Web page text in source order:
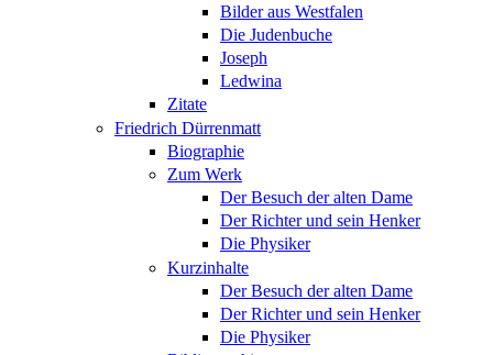
Bilder aus Westfalen
Die Judenbuche
Joseph
Ledwina
Zitate
Friedrich Dürrenmatt
Biographie
Zum Werk
Der Besuch der alten Dame
Der Richter und sein Henker
Die Physiker
Kurzinhalte
Der Besuch der alten Dame
Der Richter und sein Henker
Die Physiker